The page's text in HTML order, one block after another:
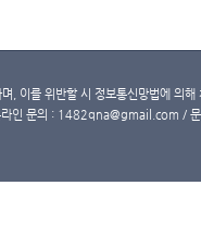
, 이를 위반할 시 정보통신망법에 의
라인 문의 : 1482qna@gmail.com /